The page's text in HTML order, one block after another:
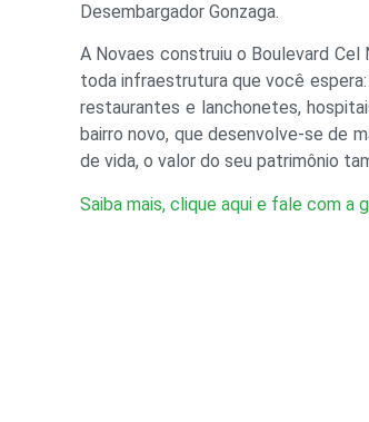
Desembargador Gonzaga.
A Novaes construiu o Boulevard
toda infraestrutura que você
restaurantes e lanchonetes,
bairro novo, que desenvolve-se de
de vida, o valor do seu patrimônio
Saiba mais, clique aqui e fale com a